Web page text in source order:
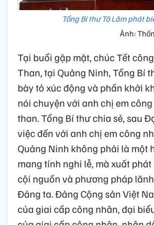
Tổng Bí thư Tô Lâm phát
Ảnh:
Tại buổi gặp mặt, chúc Tết
Than, tại Quảng Ninh, Tổng Bí
bày tỏ xúc động và phấn khởi
nói chuyện với anh chị em
than. Tổng Bí thư chia sẻ, sau
việc đến với anh chị em công
Quảng Ninh không phải là một
mang tính nghi lễ, mà xuất
cội nguồn và phương pháp
Đảng ta. Đảng Cộng sản Việt
của giai cấp công nhân, đại